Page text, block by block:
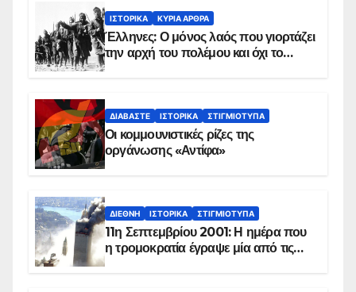
ΙΣΤΟΡΙΚΆ ΚΥΡΙΑ ΑΡΘΡΑ
Έλληνες: Ο μόνος λαός που γιορτάζει
την αρχή του πολέμου και όχι το
ΔΙΑΒΆΣΤΕ ΙΣΤΟΡΙΚΆ ΣΤΙΓΜΙΌΤΥΠΑ
Οι κομμουνιστικές ρίζες της
οργάνωσης «Αντίφα»
ΔΙΕΘΝΉ ΙΣΤΟΡΙΚΆ ΣΤΙΓΜΙΌΤΥΠΑ
11η Σεπτεμβρίου 2001: Η ημέρα που
η τρομοκρατία έγραψε μία από τις